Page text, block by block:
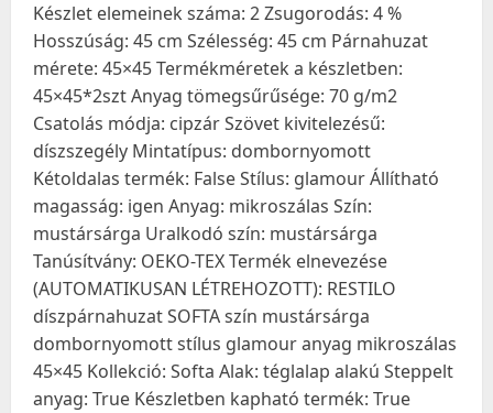
Készlet elemeinek száma: 2 Zsugorodás: 4 %
Hosszúság: 45 cm Szélesség: 45 cm Párnahuzat
mérete: 45×45 Termékméretek a készletben:
45×45*2szt Anyag tömegsűrűsége: 70 g/m2
Csatolás módja: cipzár Szövet kivitelezésű:
díszszegély Mintatípus: dombornyomott
Kétoldalas termék: False Stílus: glamour Állítható
magasság: igen Anyag: mikroszálas Szín:
mustársárga Uralkodó szín: mustársárga
Tanúsítvány: OEKO-TEX Termék elnevezése
(AUTOMATIKUSAN LÉTREHOZOTT): RESTILO
díszpárnahuzat SOFTA szín mustársárga
dombornyomott stílus glamour anyag mikroszálas
45×45 Kollekció: Softa Alak: téglalap alakú Steppelt
anyag: True Készletben kapható termék: True